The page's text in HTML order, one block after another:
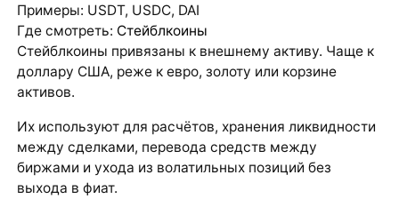
Примеры: USDT, USDC, DAI
Где смотреть: Стейблкоины
Стейблкоины привязаны к внешнему активу. Чаще к
доллару США, реже к евро, золоту или корзине
активов.
Их используют для расчётов, хранения ликвидности
между сделками, перевода средств между
биржами и ухода из волатильных позиций без
выхода в фиат.